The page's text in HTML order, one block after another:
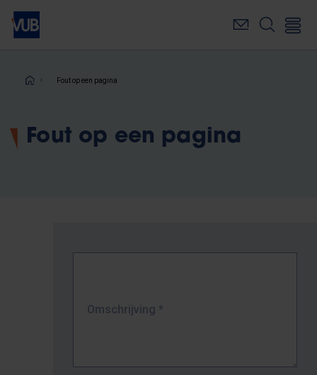
Overslaan
naar
inhoudKruimelpad
Fout op een pagina
Fout op een pagina
Omschrijving *